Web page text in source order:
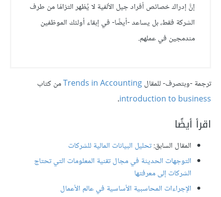
إنَّ إدراك خصائص أفراد جيل الألفية لا يُظهر التزامًا من طرف
الشركة فقط، بل يساعد -أيضًا- في إبقاء أولئك الموظفين
مندمجين في عملهم.
ترجمة -وبتصرف- للمقالTrends in Accountingمن كتاب
introduction to business
.
اقرأ أيضًا
المقال السابق:تحليل البيانات المالية للشركات
التوجهات الحديثة في مجال تقنية المعلومات التي تحتاج
الشركات إلى معرفتها
الإجراءات المحاسبية الأساسية في عالم الأعمال